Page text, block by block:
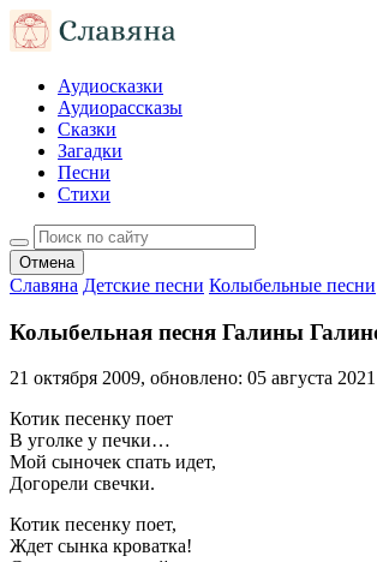
Аудиосказки
Аудиорассказы
Сказки
Загадки
Песни
Стихи
Отмена
Славяна Детские песни Колыбельные песни
Колыбельная песня Галины
21 октября 2009, обновлено: 05 августа 2021
Котик песенку поет
В уголке у печки…
Мой сыночек спать идет,
Догорели свечки.
Котик песенку поет,
Ждет сынка кроватка!